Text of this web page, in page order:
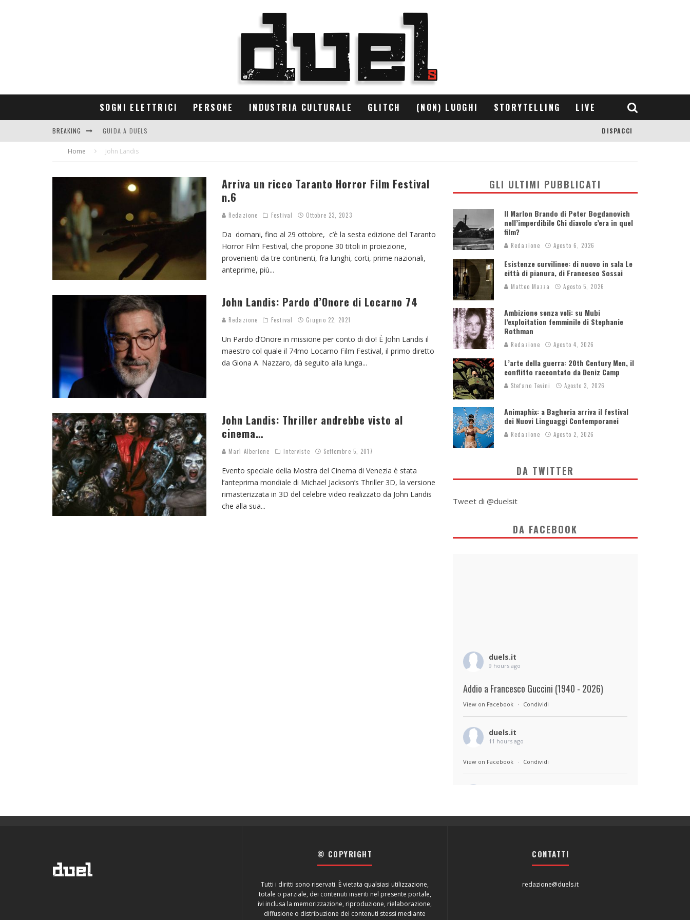
SOGNI ELETTRICI PERSONE INDUSTRIA CULTURALE GLITCH (NON) LUOGHI STORYTELLING LIVE
BREAKING GUIDA A DUELS
CONTRIBUTORS
DISPACCI
Home John Landis
Arriva un ricco Taranto Horror Film Festival
n.6
Redazione Festival Ottobre 23, 2023
Da domani, fino al 29 ottobre, c’è la sesta edizione del Taranto
Horror Film Festival, che propone 30 titoli in proiezione,
provenienti da tre continenti, fra lunghi, corti, prime nazionali,
anteprime, più...
John Landis: Pardo d’Onore di Locarno 74
Redazione Festival Giugno 22, 2021
Un Pardo d’Onore in missione per conto di dio! È John Landis il
maestro col quale il 74mo Locarno Film Festival, il primo diretto
da Giona A. Nazzaro, dà seguito alla lunga...
John Landis: Thriller andrebbe visto al
cinema…
Marì Alberione Interviste Settembre 5, 2017
Evento speciale della Mostra del Cinema di Venezia è stata
l’anteprima mondiale di Michael Jackson’s Thriller 3D, la versione
rimasterizzata in 3D del celebre video realizzato da John Landis
che alla sua...
GLI ULTIMI PUBBLICATI
Il Marlon Brando di Peter Bogdanovich
nell’imperdibile Chi diavolo c’era in quel
film?
Redazione Agosto 6, 2026
Esistenze curvilinee: di nuovo in sala Le
città di pianura, di Francesco Sossai
Matteo Mazza Agosto 5, 2026
Ambizione senza veli: su Mubi
l’exploitation femminile di Stephanie
Rothman
Redazione Agosto 4, 2026
L’arte della guerra: 20th Century Men, il
conflitto raccontato da Deniz Camp
Stefano Tevini Agosto 3, 2026
Animaphix: a Bagheria arriva il festival
dei Nuovi Linguaggi Contemporanei
Redazione Agosto 2, 2026
DA TWITTER
Tweet di @duelsit
DA FACEBOOK
duels.it
9 hours ago
Addio a Francesco Guccini (1940 - 2026)
View on Facebook · Condividi
duels.it
11 hours ago
View on Facebook · Condividi
© COPYRIGHT
Tutti i diritti sono riservati. È vietata qualsiasi utilizzazione,
totale o parziale, dei contenuti inseriti nel presente portale,
ivi inclusa la memorizzazione, riproduzione, rielaborazione,
diffusione o distribuzione dei contenuti stessi mediante
CONTATTI
redazione@duels.it